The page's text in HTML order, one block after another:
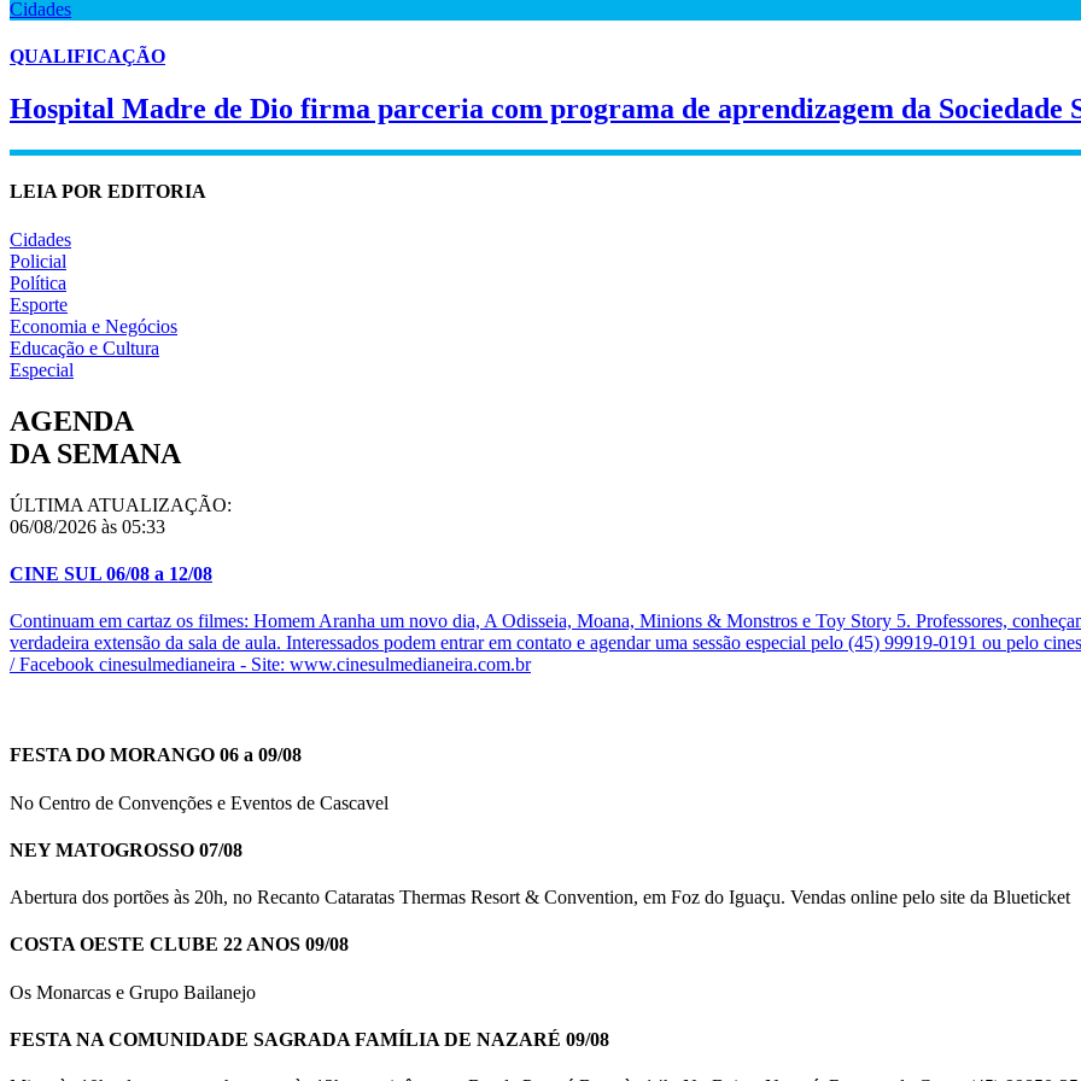
Cidades
QUALIFICAÇÃO
Hospital Madre de Dio firma parceria com programa de aprendizagem da Sociedade
LEIA POR EDITORIA
Cidades
Policial
Política
Esporte
Economia e Negócios
Educação e Cultura
Especial
AGENDA
DA SEMANA
ÚLTIMA ATUALIZAÇÃO:
06/08/2026 às 05:33
CINE SUL 06/08 a 12/08
Continuam em cartaz os filmes: Homem Aranha um novo dia, A Odisseia, Moana, Minions & Monstros e Toy Story 5. Professores,
verdadeira extensão da sala de aula. Interessados podem entrar em contato e agendar uma sessão especial pelo (45) 99919-0191 ou pelo
/ Facebook cinesulmedianeira - Site: www.cinesulmedianeira.com.br
FESTA DO MORANGO 06 a 09/08
No Centro de Convenções e Eventos de Cascavel
NEY MATOGROSSO 07/08
Abertura dos portões às 20h, no Recanto Cataratas Thermas Resort & Convention, em Foz do Iguaçu. Vendas online pelo site da Blueticket
COSTA OESTE CLUBE 22 ANOS 09/08
Os Monarcas e Grupo Bailanejo
FESTA NA COMUNIDADE SAGRADA FAMÍLIA DE NAZARÉ 09/08